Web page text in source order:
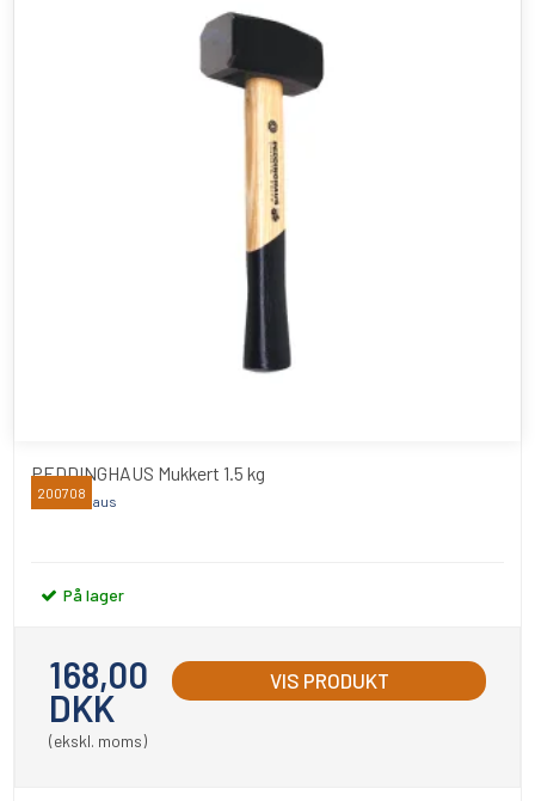
PEDDINGHAUS Mukkert 1.5 kg
Peddinghaus
200708
På lager
168,00
DKK
(ekskl. moms)
VIS PRODUKT